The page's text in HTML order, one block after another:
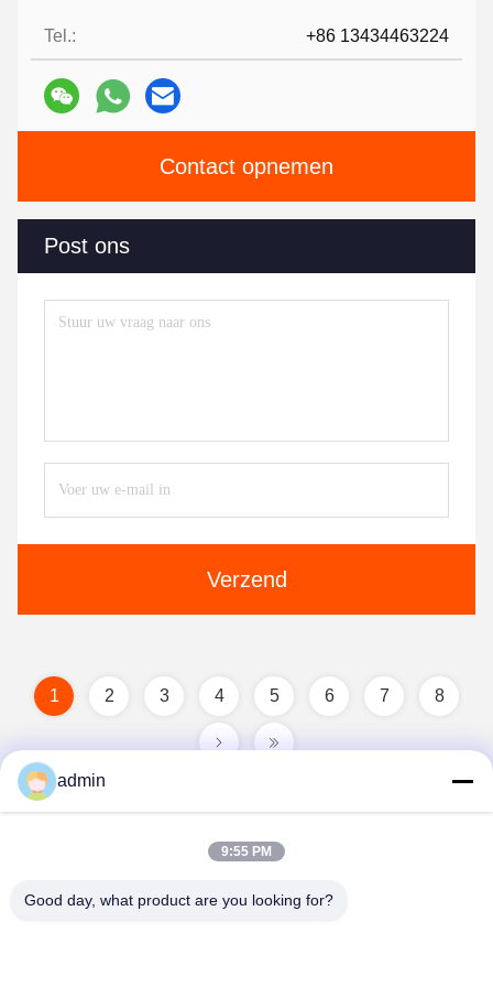
Tel.: +86 13434463224
Contact opnemen
Post ons
Verzend
1 2 3 4 5 6 7 8
admin
9:55 PM
Good day, what product are you looking for?